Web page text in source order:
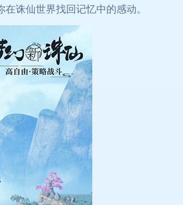
诛仙世界找回记忆中的感动。